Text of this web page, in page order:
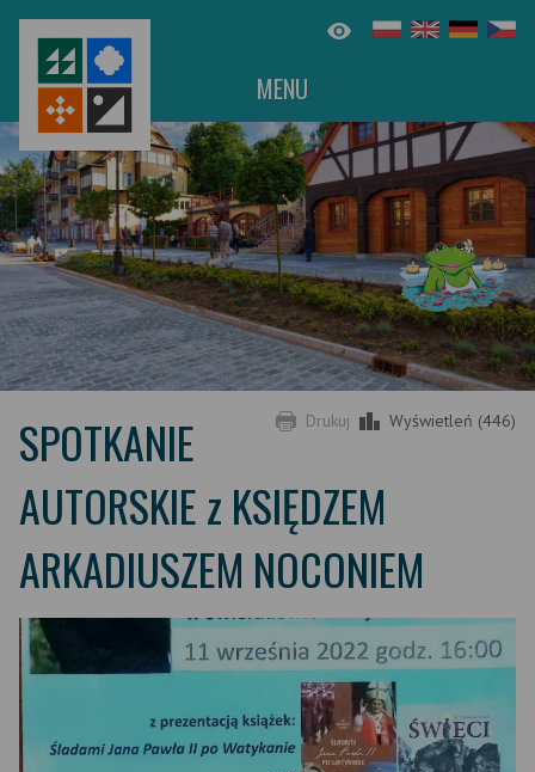
MENU
Drukuj Wyświetleń (446)
SPOTKANIE
AUTORSKIE z KSIĘDZEM
ARKADIUSZEM NOCONIEM